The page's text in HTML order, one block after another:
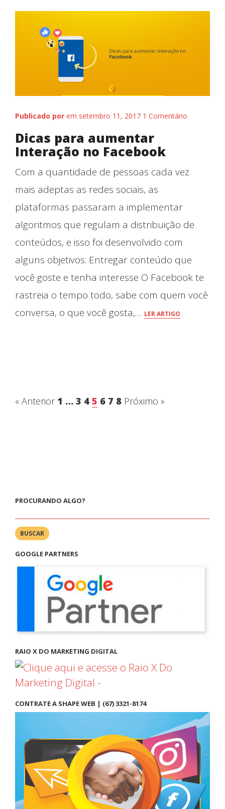
Publicado por em setembro 11, 2017 1 Comentário
Dicas para aumentar
Interação no Facebook
Com a quantidade de pessoas cada vez
mais adeptas as redes sociais, as
plataformas passaram a implementar
algoritmos que regulam a distribuição de
conteúdos, e isso foi desenvolvido com
alguns objetivos: Entregar conteúdo que
você goste e tenha interesse O Facebook te
rastreia o tempo todo, sabe com quem você
conversa, o que você gosta,… LER ARTIGO
« Anterior 1 … 3 4 5 6 7 8 Próximo »
PROCURANDO ALGO?
BUSCAR
GOOGLE PARTNERS
RAIO X DO MARKETING DIGITAL
CONTRATE A SHAPE WEB | (67) 3321-8174